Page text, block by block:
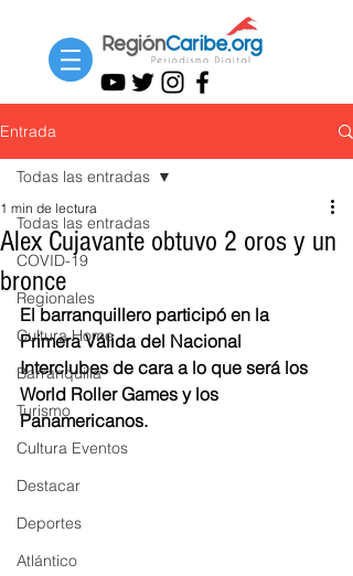
Entrada
Todas las entradas
COVID-19
Regionales
Cultura Home
Barranquilla
Turismo
Cultura Eventos
Destacar
Deportes
Atlántico
Todas las entradas
Alex Cujavante obtuvo 2 oros y un
bronce
1 min de lectura
El barranquillero participó en la
Primera Válida del Nacional
Interclubes de cara a lo que será los
World Roller Games y los
Panamericanos.